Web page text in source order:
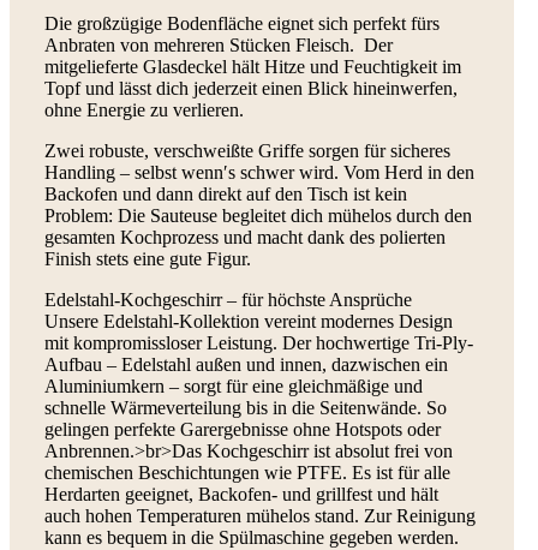
Die großzügige Bodenfläche eignet sich perfekt fürs
Anbraten von mehreren Stücken Fleisch. Der
mitgelieferte Glasdeckel hält Hitze und Feuchtigkeit im
Topf und lässt dich jederzeit einen Blick hineinwerfen,
ohne Energie zu verlieren.
Zwei robuste, verschweißte Griffe sorgen für sicheres
Handling – selbst wenn′s schwer wird. Vom Herd in den
Backofen und dann direkt auf den Tisch ist kein
Problem: Die Sauteuse begleitet dich mühelos durch den
gesamten Kochprozess und macht dank des polierten
Finish stets eine gute Figur.
Edelstahl-Kochgeschirr – für höchste Ansprüche
Unsere Edelstahl-Kollektion vereint modernes Design
mit kompromissloser Leistung. Der hochwertige Tri-Ply-
Aufbau – Edelstahl außen und innen, dazwischen ein
Aluminiumkern – sorgt für eine gleichmäßige und
schnelle Wärmeverteilung bis in die Seitenwände. So
gelingen perfekte Garergebnisse ohne Hotspots oder
Anbrennen.>br>Das Kochgeschirr ist absolut frei von
chemischen Beschichtungen wie PTFE. Es ist für alle
Herdarten geeignet, Backofen- und grillfest und hält
auch hohen Temperaturen mühelos stand. Zur Reinigung
kann es bequem in die Spülmaschine gegeben werden.